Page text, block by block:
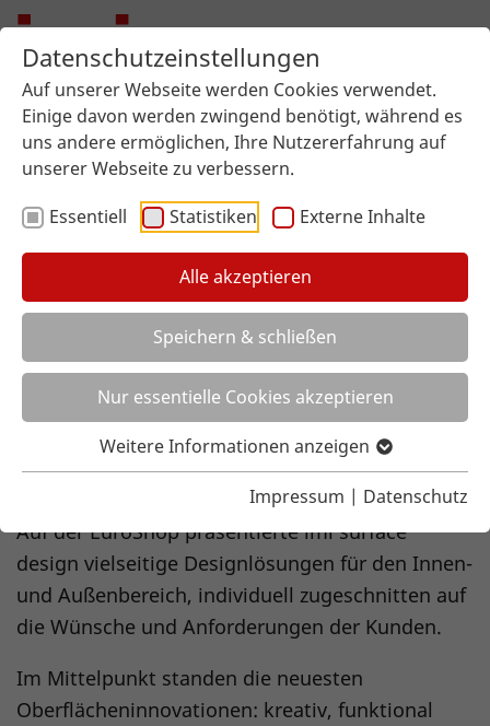
Datenschutzeinstellungen
Auf unserer Webseite werden Cookies verwendet.
Einige davon werden zwingend benötigt, während es
uns andere ermöglichen, Ihre Nutzererfahrung auf
unserer Webseite zu verbessern.
Essentiell
Statistiken Externe Inhalte
Alle akzeptieren
Speichern & schließen
Nur essentielle Cookies akzeptieren
Weitere Informationen anzeigen
Impressum | Datenschutz
Sie sind hier: imi surface design Über uns Aktuelles
Artikel
EUROSHOP 2026 MESSE-INSIGHTS
EUROSHOP 2026 MESSE-INSIGHTS
Erleben, entdecken, gestalten: imi surface
design auf der EuroShop
Auf der EuroShop präsentierte imi surface
design vielseitige Designlösungen für den Innen-
und Außenbereich, individuell zugeschnitten auf
die Wünsche und Anforderungen der Kunden.
Im Mittelpunkt standen die neuesten
Oberflächeninnovationen: kreativ, funktional